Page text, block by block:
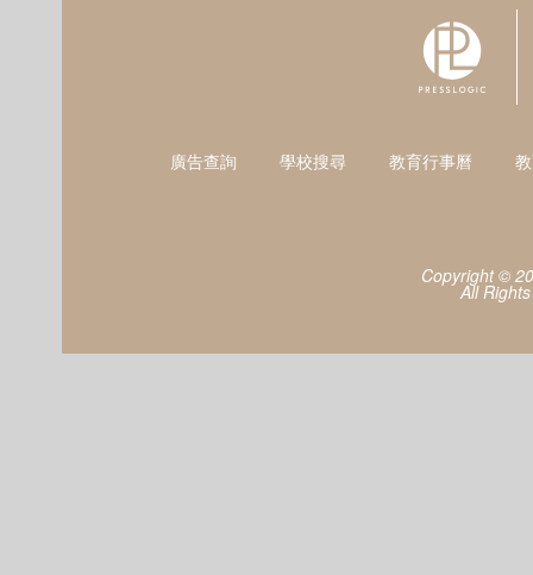
廣告查詢 學校搜尋 教育行事曆
Copyright ©
All